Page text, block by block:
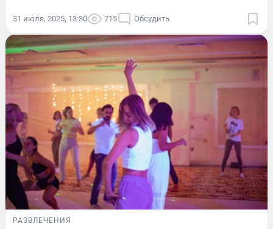
31 июля, 2025, 13:30 715 Обсудить
РАЗВЛЕЧЕНИЯ